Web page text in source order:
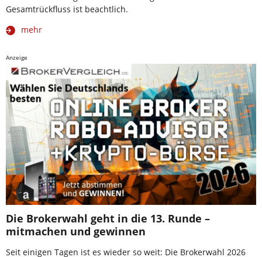
Gesamtrückfluss ist beachtlich.
mehr
Anzeige
Die Brokerwahl geht in die 13. Runde –
mitmachen und gewinnen
Seit einigen Tagen ist es wieder so weit: Die Brokerwahl 2026